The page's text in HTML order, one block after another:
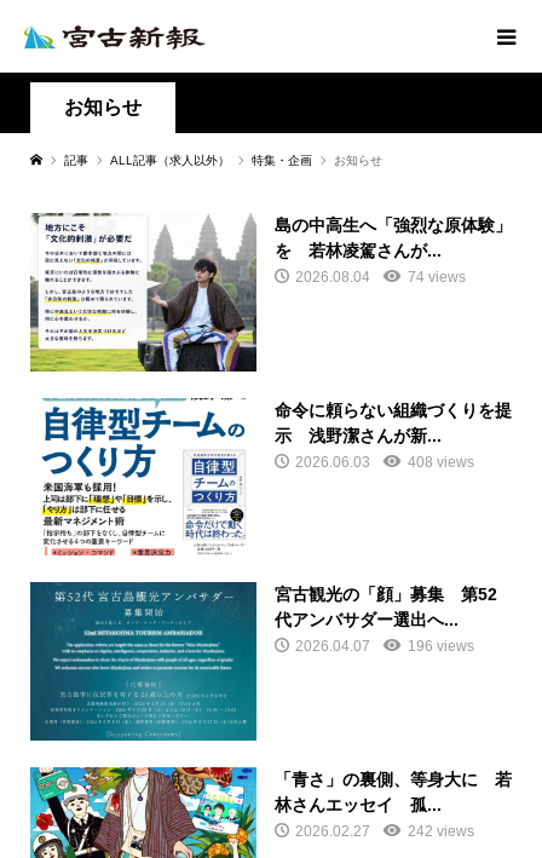
お知らせ
記事 ALL記事（求人以外） 特集・企画 お知らせ
島の中高生へ「強烈な原体験」
を 若林凌駕さんが...
2026.08.04 74 views
命令に頼らない組織づくりを提
示 浅野潔さんが新...
2026.06.03 408 views
宮古観光の「顔」募集 第52
代アンバサダー選出へ...
2026.04.07 196 views
「青さ」の裏側、等身大に 若
林さんエッセイ 孤...
2026.02.27 242 views